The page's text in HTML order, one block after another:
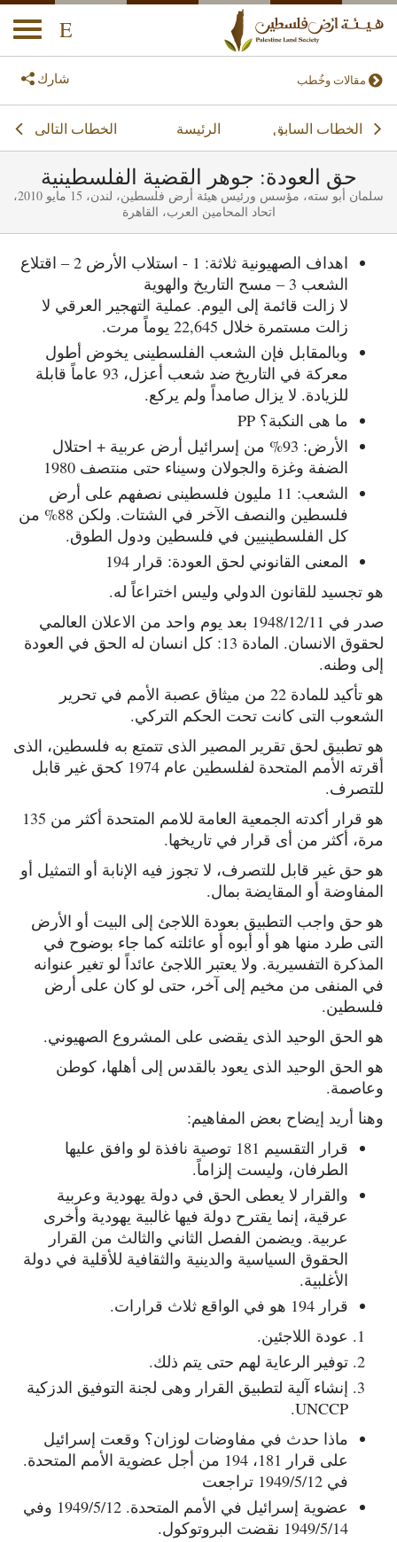
E
مقالات وخُطب شارك
الخطاب‭ ‬السابق الرئيسة الخطاب‭ ‬التالي
حق العودة: جوهر القضية الفلسطينية
سلمان أبو سته، مؤسس ورئيس هيئة أرض فلسطين، لندن، 15 مايو 2010،
اتحاد المحامين العرب، القاهرة
اهداف الصهيونية ثلاثة: 1 - استلاب الأرض 2 – اقتلاع
الشعب 3 – مسح التاريخ والهوية
لا زالت قائمة إلى اليوم. عملية التهجير العرقي لا
زالت مستمرة خلال 22,645 يوماً مرت.
وبالمقابل فإن الشعب الفلسطينى يخوض أطول
معركة في التاريخ ضد شعب أعزل، 93 عاماً قابلة
للزيادة. لا يزال صامداً ولم يركع.
ما هى النكبة؟ PP
الأرض: 93% من إسرائيل أرض عربية + احتلال
الضفة وغزة والجولان وسيناء حتى منتصف 1980
الشعب: 11 مليون فلسطينى نصفهم على أرض
فلسطين والنصف الآخر في الشتات. ولكن 88% من
كل الفلسطينيين في فلسطين ودول الطوق.
المعنى القانوني لحق العودة: قرار 194
هو تجسيد للقانون الدولي وليس اختراعاً له.
صدر في 1948/12/11 بعد يوم واحد من الاعلان العالمي
لحقوق الانسان. المادة 13: كل انسان له الحق في العودة
إلى وطنه.
هو تأكيد للمادة 22 من ميثاق عصبة الأمم في تحرير
الشعوب التى كانت تحت الحكم التركي.
هو تطبيق لحق تقرير المصير الذى تتمتع به فلسطين، الذى
أقرته الأمم المتحدة لفلسطين عام 1974 كحق غير قابل
للتصرف.
هو قرار أكدته الجمعية العامة للامم المتحدة أكثر من 135
مرة، أكثر من أى قرار في تاريخها.
هو حق غير قابل للتصرف، لا تجوز فيه الإنابة أو التمثيل أو
المفاوضة أو المقايضة بمال.
هو حق واجب التطبيق بعودة اللاجئ إلى البيت أو الأرض
التى طرد منها هو أو أبوه أو عائلته كما جاء بوضوح في
المذكرة التفسيرية. ولا يعتبر اللاجئ عائداً لو تغير عنوانه
في المنفى من مخيم إلى آخر، حتى لو كان على أرض
فلسطين.
هو الحق الوحيد الذى يقضى على المشروع الصهيوني.
هو الحق الوحيد الذى يعود بالقدس إلى أهلها، كوطن
وعاصمة.
وهنا أريد إيضاح بعض المفاهيم:
قرار التقسيم 181 توصية نافذة لو وافق عليها
الطرفان، وليست إلزاماً.
والقرار لا يعطى الحق في دولة يهودية وعربية
عرقية، إنما يقترح دولة فيها غالبية يهودية وأخرى
عربية. ويضمن الفصل الثاني والثالث من القرار
الحقوق السياسية والدينية والثقافية للأقلية في دولة
الأغلبية.
قرار 194 هو في الواقع ثلاث قرارات.
عودة اللاجئين.
توفير الرعاية لهم حتى يتم ذلك.
إنشاء آلية لتطبيق القرار وهى لجنة التوفيق الدزكية
UNCCP.
ماذا حدث في مفاوضات لوزان؟ وقعت إسرائيل
على قرار 181، 194 من أجل عضوية الأمم المتحدة.
في 1949/5/12 تراجعت
عضوية إسرائيل في الأمم المتحدة. 1949/5/12 وفي
1949/5/14 نقضت البروتوكول.